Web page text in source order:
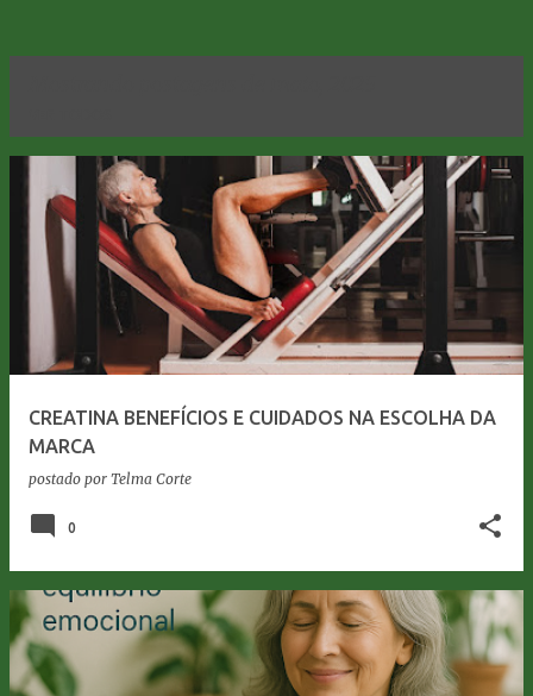
CREATINA BENEFÍCIOS E CUIDADOS NA ESCOLHA DA
MARCA
postado por Telma Corte
0